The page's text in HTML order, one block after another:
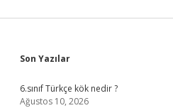
Sidebar
Son Yazılar
6.sınıf Türkçe kök nedir ?
Ağustos 10, 2026